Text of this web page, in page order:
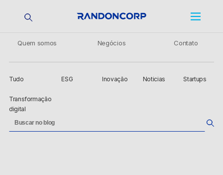
Quem somos Negócios Contato
Tudo ESG Inovação Noticias Startups
Transformação
digital